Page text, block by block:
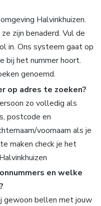
Halvinkhuizen.
zijn benaderd. Vul de
in. Ons systeem gaat op
bij het nummer hoort.
genoemd.
op adres te zoeken?
zo volledig als
postcode en
voornaam als je
maken check je het
en welke
gewoon bellen met jouw